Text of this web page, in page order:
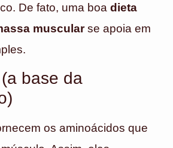
De fato, uma boa dieta
muscularse apoia em
base da
os aminoácidos que